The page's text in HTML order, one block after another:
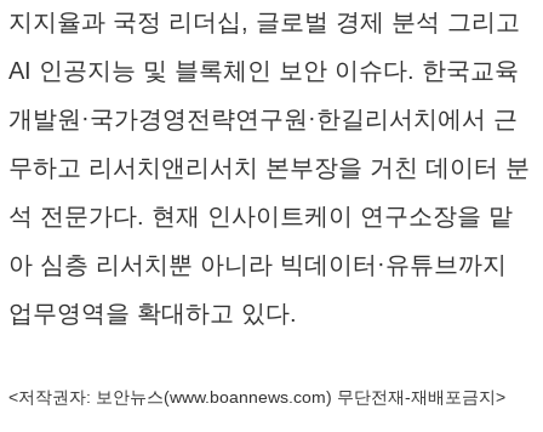
지지율과 국정 리더십, 글로벌 경제 분석 그리고
AI 인공지능 및 블록체인 보안 이슈다. 한국교육
개발원·국가경영전략연구원·한길리서치에서 근
무하고 리서치앤리서치 본부장을 거친 데이터 분
석 전문가다. 현재 인사이트케이 연구소장을 맡
아 심층 리서치뿐 아니라 빅데이터·유튜브까지
업무영역을 확대하고 있다.
<저작권자: 보안뉴스(www.boannews.com) 무단전재-재배포금지>